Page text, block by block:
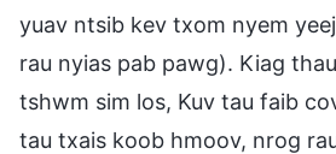
yuav ntsib kev txom nyem
rau nyias pab pawg). Kiag
tshwm sim los, Kuv tau faib
tau txais koob hmoov, nrog